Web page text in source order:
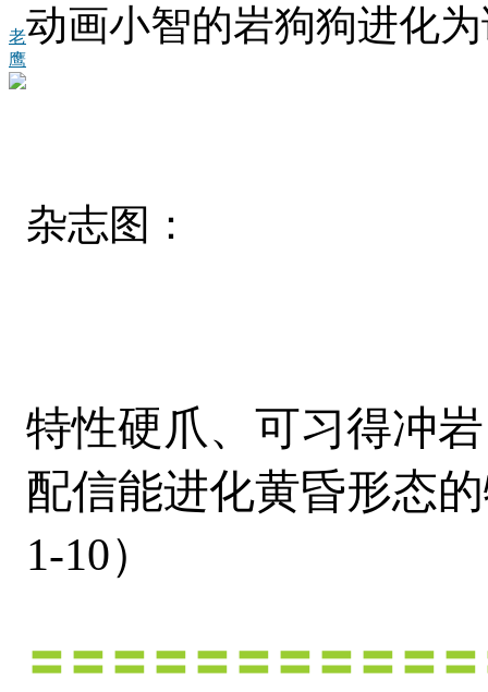
老
鹰
动画小智的岩狗狗进化
杂志图：
特性硬爪、可习得冲
配信能进化黄昏形态
1-10）
〓〓〓〓〓〓〓〓〓〓